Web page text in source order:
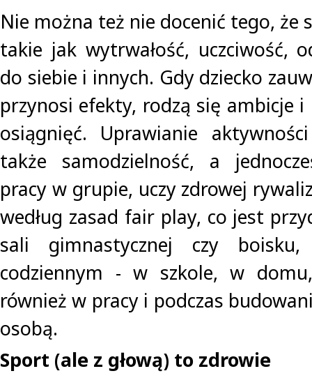
Nie można też nie docenić tego, że
takie jak wytrwałość, uczciwość,
do siebie i innych. Gdy dziecko
przynosi efekty, rodzą się ambicje
osiągnięć. Uprawianie
także samodzielność, a
pracy w grupie, uczy zdrowej
według zasad fair play, co jest
sali gimnastycznej czy
codziennym - w szkole, w
również w pracy i podczas
osobą.
Sport (ale z głową) to zdrowie